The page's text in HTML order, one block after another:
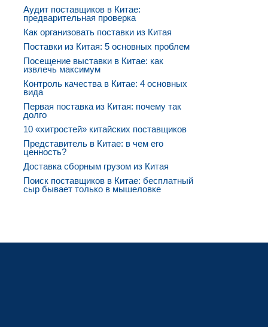
Аудит поставщиков в Китае:
предварительная проверка
Как организовать поставки из Китая
Поставки из Китая: 5 основных проблем
Посещение выставки в Китае: как
извлечь максимум
Контроль качества в Китае: 4 основных
вида
Первая поставка из Китая: почему так
долго
10 «хитростей» китайских поставщиков
Представитель в Китае: в чем его
ценность?
Доставка сборным грузом из Китая
Поиск поставщиков в Китае: бесплатный
сыр бывает только в мышеловке